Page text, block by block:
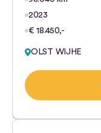
2023
€ 18.450,-
OLST WIJHE